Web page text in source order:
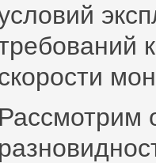
Рассмотрим